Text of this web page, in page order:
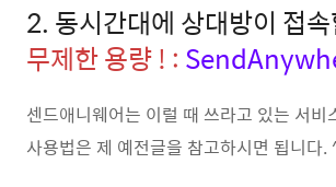
2. 동시간대에 상대방이 접
무제한 용량 ! :
센드애니웨어는 이럴 때 쓰라고 있는 서비
사용법은 제 예전글을 참고하시면 됩니다.